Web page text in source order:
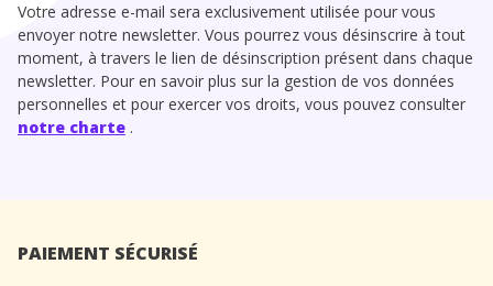
Votre adresse e-mail sera exclusivement utilisée pour vous
envoyer notre newsletter. Vous pourrez vous désinscrire à tout
moment, à travers le lien de désinscription présent dans chaque
newsletter. Pour en savoir plus sur la gestion de vos données
personnelles et pour exercer vos droits, vous pouvez consulter
notre charte .
PAIEMENT SÉCURISÉ